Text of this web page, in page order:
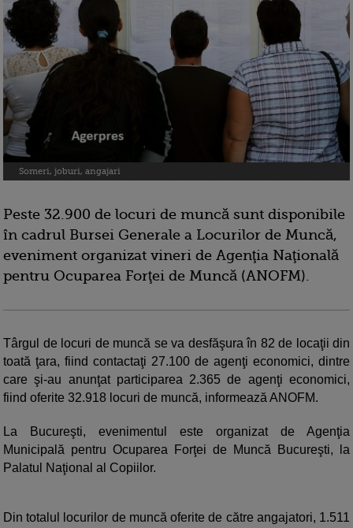
Someri, joburi, angajari
Peste 32.900 de locuri de muncă sunt disponibile
în cadrul Bursei Generale a Locurilor de Muncă,
eveniment organizat vineri de Agenţia Naţională
pentru Ocuparea Forţei de Muncă (ANOFM).
Târgul de locuri de muncă se va desfăşura în 82 de locaţii din
toată ţara, fiind contactaţi 27.100 de agenţi economici, dintre
care şi-au anunţat participarea 2.365 de agenţi economici,
fiind oferite 32.918 locuri de muncă, informează ANOFM.
La Bucureşti, evenimentul este organizat de Agenţia
Municipală pentru Ocuparea Forţei de Muncă Bucureşti, la
Palatul Naţional al Copiilor.
Din totalul locurilor de muncă oferite de către angajatori, 1.511